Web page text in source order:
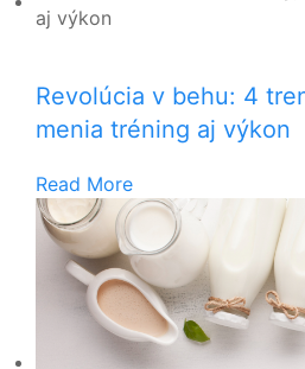
Revolúcia v behu: 4
menia tréning aj výkon
Read More